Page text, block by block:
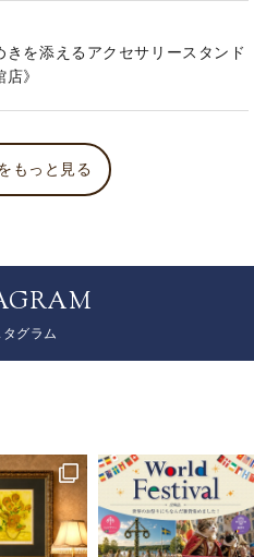
きを添えるアクセサリースタンド
店》
もっと見る
グラム